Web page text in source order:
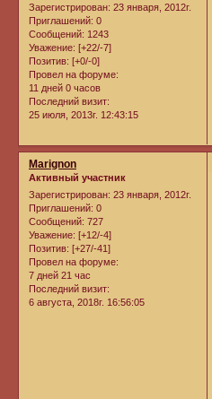
Зарегистрирован: 23 января, 2012г.
Приглашений: 0
Сообщений: 1243
Уважение: [+22/-7]
Позитив: [+0/-0]
Провел на форуме:
11 дней 0 часов
Последний визит:
25 июля, 2013г. 12:43:15
Marignon
Активный участник
Зарегистрирован: 23 января, 2012г.
Приглашений: 0
Сообщений: 727
Уважение: [+12/-4]
Позитив: [+27/-41]
Провел на форуме:
7 дней 21 час
Последний визит:
6 августа, 2018г. 16:56:05